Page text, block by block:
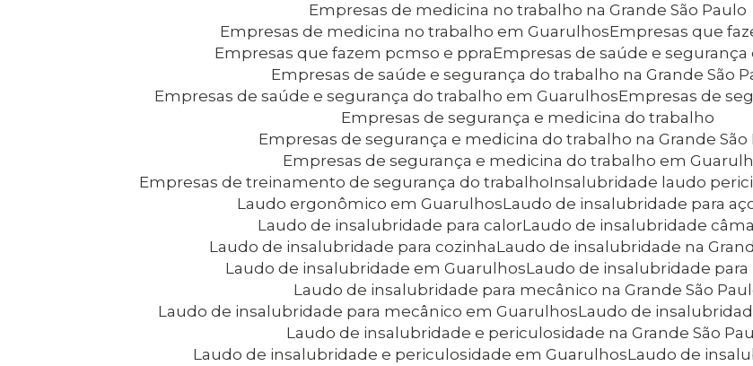
Empresas de medicina no trabalho na Grande São Paulo
Empresas de medicina no trabalho em Guarulhos
Empresas que
Empresas que fazem pcmso e ppra
Empresas de saúde e
Empresas de saúde e segurança do trabalho na Grande São
Empresas de saúde e segurança do trabalho em Guarulhos Empresas de
Empresas de segurança e medicina do trabalho
Empresas de segurança e medicina do trabalho na Grande São
Empresas de segurança e medicina do trabalho em
Empresas de treinamento de segurança do trabalho Insalubridade laudo
Laudo ergonômico em Guarulhos Laudo de insalubridade para
Laudo de insalubridade para calor Laudo de insalubridade
Laudo de insalubridade para cozinha
Laudo de insalubridade na
Laudo de insalubridade em Guarulhos Laudo de insalubridade
Laudo de insalubridade para mecânico na Grande São
Laudo de insalubridade para mecânico em Guarulhos Laudo de
Laudo de insalubridade e periculosidade na Grande São
Laudo de insalubridade e periculosidade em Guarulhos Laudo de